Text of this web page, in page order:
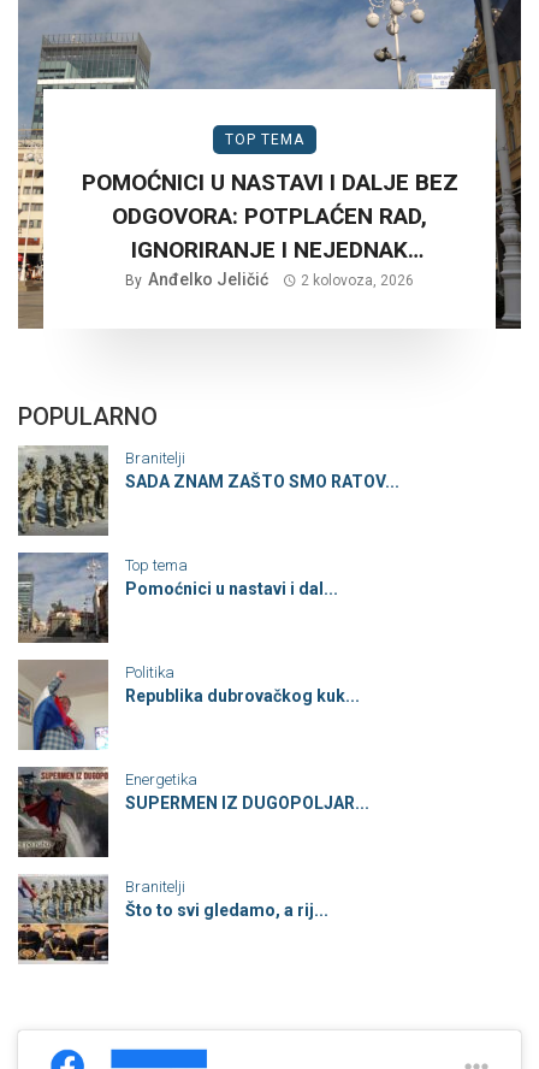
TOP TEMA
POMOĆNICI U NASTAVI I DALJE BEZ
ODGOVORA: POTPLAĆEN RAD,
IGNORIRANJE I NEJEDNAK
TRETMAN…
By Anđelko Jeličić 2 kolovoza, 2026
POPULARNO
Branitelji
SADA ZNAM ZAŠTO SMO RATOV...
Top tema
Pomoćnici u nastavi i dal...
Politika
Republika dubrovačkog kuk...
Energetika
SUPERMEN IZ DUGOPOLJAR...
Branitelji
Što to svi gledamo, a rij...